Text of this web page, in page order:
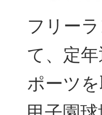
フリー
て、定
ポーツ